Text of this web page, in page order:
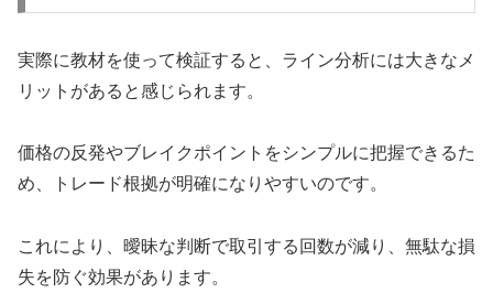
実際に教材を使って検証すると、ライン分析には大きなメ
リットがあると感じられます。
価格の反発やブレイクポイントをシンプルに把握できるた
め、トレード根拠が明確になりやすいのです。
これにより、曖昧な判断で取引する回数が減り、無駄な損
失を防ぐ効果があります。